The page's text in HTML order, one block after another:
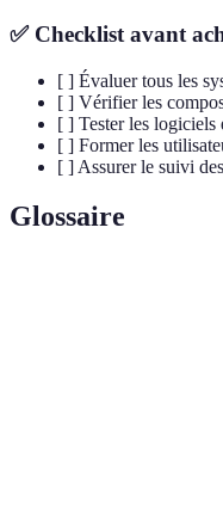
✅ Checklist avant
[ ] Évaluer tous les
[ ] Vérifier les
[ ] Tester les logiciels
[ ] Former les
[ ] Assurer le suivi
Glossaire